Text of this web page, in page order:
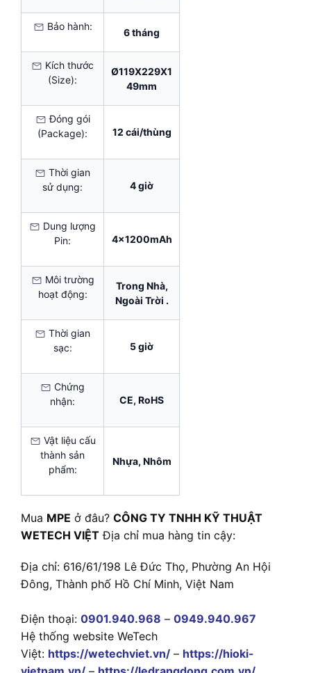
Bảo hành:
6 tháng
Kích thước
(Size):
Ø119X229X1
49mm
Đóng gói
(Package):
12 cái/thùng
Thời gian
sử dụng:
4 giờ
Dung lượng
Pin:
4x1200mAh
Môi trường
hoạt động:
Trong Nhà,
Ngoài Trời .
Thời gian
sạc:
5 giờ
Chứng
nhận:
CE, RoHS
Vật liệu cấu
thành sản
phẩm:
Nhựa, Nhôm
Mua MPE ở đâu? CÔNG TY TNHH KỸ THUẬT
WETECH VIỆT Địa chỉ mua hàng tin cậy:
Địa chỉ: 616/61/198 Lê Đức Thọ, Phường An Hội
Đông, Thành phố Hồ Chí Minh, Việt Nam
Điện thoại: 0901.940.968 – 0949.940.967
Hệ thống website WeTech
Việt: https://wetechviet.vn/ – https://hioki-